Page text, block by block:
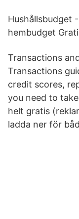
Hushållsbudget
hembudget
Transactions
Transactions
credit scores,
you need to
helt gratis
ladda ner för